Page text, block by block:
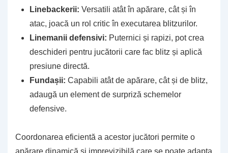
Linebackerii: Versatili atât în apărare, cât și în
atac, joacă un rol critic în executarea blitzurilor.
Linemanii defensivi: Puternici și rapizi, pot crea
deschideri pentru jucătorii care fac blitz și aplică
presiune directă.
Fundașii: Capabili atât de apărare, cât și de blitz,
adaugă un element de surpriză schemelor
defensive.
Coordonarea eficientă a acestor jucători permite o
apărare dinamică și imprevizibilă care se poate adapta